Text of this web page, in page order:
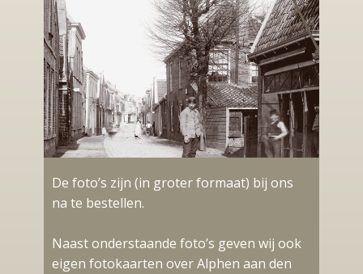
De foto’s zijn (in groter formaat) bij ons
na te bestellen.
Naast onderstaande foto’s geven wij ook
eigen fotokaarten over Alphen aan den